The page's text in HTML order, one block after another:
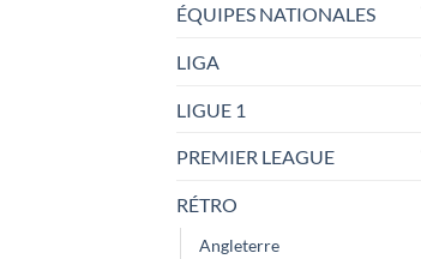
ÉQUIPES NATIONALES
LIGA
LIGUE 1
PREMIER LEAGUE
RÉTRO
Angleterre